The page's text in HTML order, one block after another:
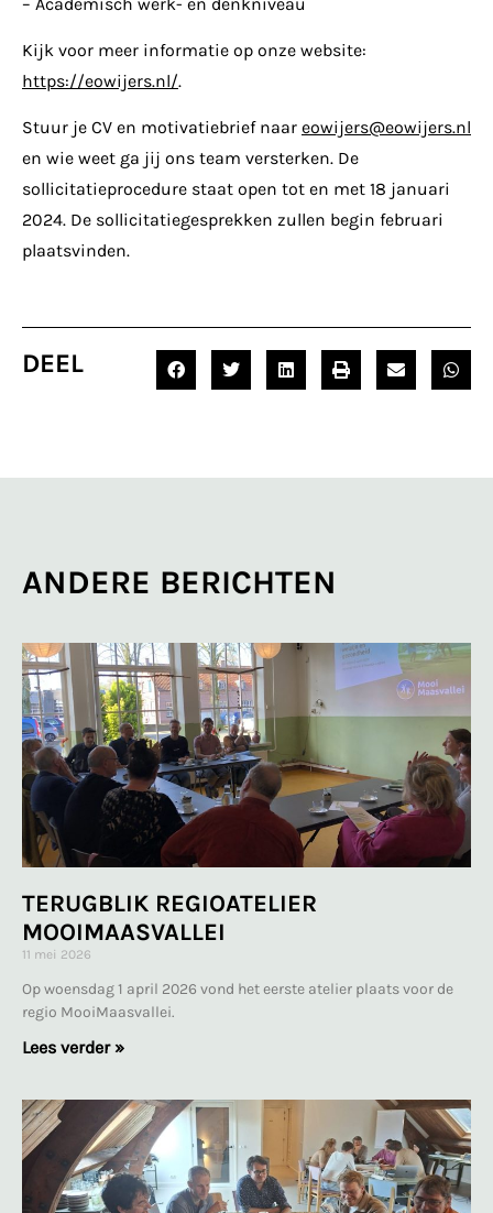
Kijk voor meer informatie op onze website:
https://eowijers.nl/.
Stuur je CV en motivatiebrief naar eowijers@eowijers.nl
en wie weet ga jij ons team versterken. De
sollicitatieprocedure staat open tot en met 18 januari
2024. De sollicitatiegesprekken zullen begin februari
plaatsvinden.
DEEL
ANDERE BERICHTEN
TERUGBLIK REGIOATELIER
MOOIMAASVALLEI
11 mei 2026
Op woensdag 1 april 2026 vond het eerste atelier plaats voor de
regio MooiMaasvallei.
Lees verder »